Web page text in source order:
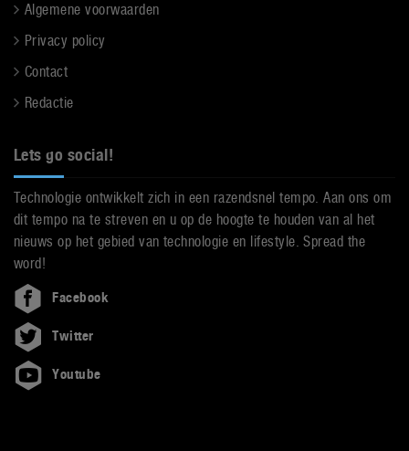
Algemene voorwaarden
Privacy policy
Contact
Redactie
Lets go social!
Technologie ontwikkelt zich in een razendsnel tempo. Aan ons om
dit tempo na te streven en u op de hoogte te houden van al het
nieuws op het gebied van technologie en lifestyle. Spread the
word!
Facebook
Twitter
Youtube